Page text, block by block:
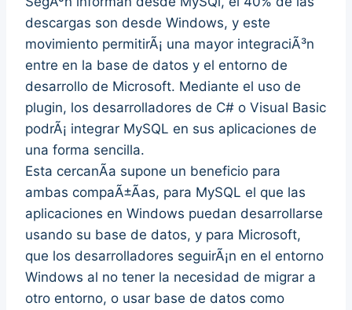
descargas son desde Windows, y este
movimiento permitirÃ¡ una mayor integraciÃ³n
entre en la base de datos y el entorno de
desarrollo de Microsoft. Mediante el uso de
plugin, los desarrolladores de C# o Visual Basic
podrÃ¡ integrar MySQL en sus aplicaciones de
una forma sencilla.
Esta cercanÃ­a supone un beneficio para
ambas compaÃ±Ã­as, para MySQL el que las
aplicaciones en Windows puedan desarrollarse
usando su base de datos, y para Microsoft,
que los desarrolladores seguirÃ¡n en el entorno
Windows al no tener la necesidad de migrar a
otro entorno, o usar base de datos como